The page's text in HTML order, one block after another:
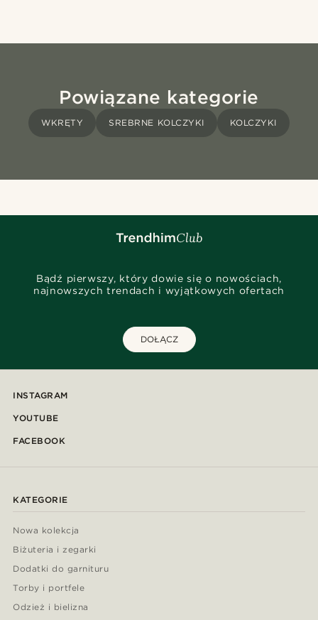
Powiązane kategorie
WKRĘTY SREBRNE KOLCZYKI KOLCZYKI
Bądź pierwszy, który dowie się o nowościach,
najnowszych trendach i wyjątkowych ofertach
DOŁĄCZ
INSTAGRAM
YOUTUBE
FACEBOOK
KATEGORIE
Nowa kolekcja
Biżuteria i zegarki
Dodatki do garnituru
Torby i portfele
Odzież i bielizna